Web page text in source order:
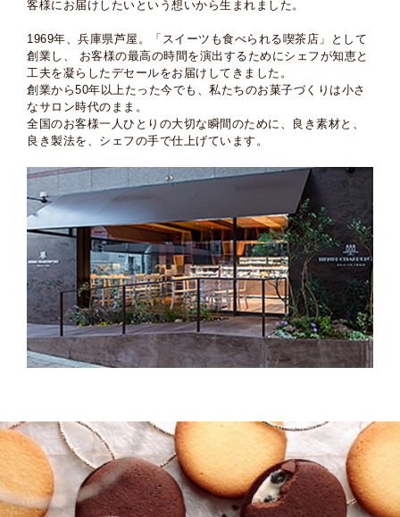
客様にお届けしたいという想いから生まれました。
1969年、兵庫県芦屋。「スイーツも食べられる喫茶店」として
創業し、
お客様の最高の時間を演出するためにシェフが知恵と
工夫を凝らしたデセールをお届けしてきました。
創業から50年以上たった今でも、私たちのお菓子づくりは小さ
なサロン時代のまま。
全国のお客様一人ひとりの大切な瞬間のために、良き素材と、
良き製法を、シェフの手で仕上げています。